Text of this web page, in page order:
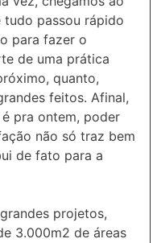
passou rápido
para fazer o
de uma prática
quanto,
feitos. Afinal,
pra ontem, poder
não só traz bem
de fato para a
projetos,
3.000m2 de áreas